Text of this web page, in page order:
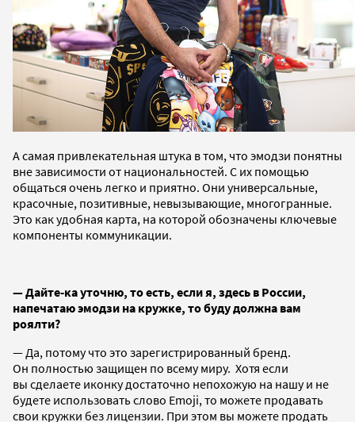
А самая привлекательная штука в том, что эмодзи понятны
вне зависимости от национальностей. С их помощью
общаться очень легко и приятно. Они универсальные,
красочные, позитивные, невызывающие, многогранные.
Это как удобная карта, на которой обозначены ключевые
компоненты коммуникации.
— Дайте-ка уточню, то есть, если я, здесь в России,
напечатаю эмодзи на кружке, то буду должна вам
роялти?
— Да, потому что это зарегистрированный бренд.
Он полностью защищен по всему миру. Хотя если
вы сделаете иконку достаточно непохожую на нашу и не
будете использовать слово Emoji, то можете продавать
свои кружки без лицензии. При этом вы можете продать